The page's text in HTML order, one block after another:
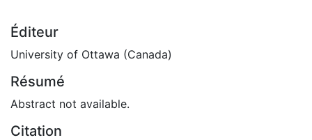
Éditeur
University of Ottawa (Canada)
Résumé
Abstract not available.
Citation